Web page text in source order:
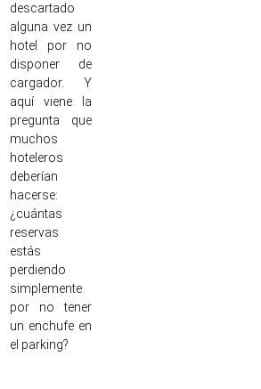
descartado
alguna vez un
hotel por no
disponer de
cargador. Y
aquí viene la
pregunta que
muchos
hoteleros
deberían
hacerse:
¿cuántas
reservas
estás
perdiendo
simplemente
por no tener
un enchufe en
el parking?